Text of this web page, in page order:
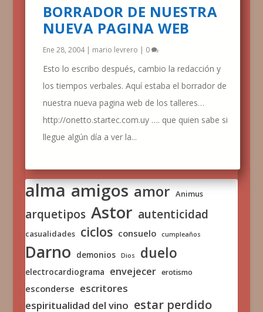
BORRADOR DE NUESTRA
NUEVA PAGINA WEB
Ene 28, 2004| mario levrero | 0
Esto lo escribo después, cambio la redacción y
los tiempos verbales. Aquí estaba el borrador de
nuestra nueva pagina web de los talleres…
http://onetto.startec.com.uy …. que quien sabe si
llegue algún día a ver la...
alma amigos amor Animus
arquetipos Astor autenticidad
casualidades ciclos consuelo cumpleaños
Darno demonios Dios duelo
electrocardiograma envejecer erotismo
esconderse escritores
espiritualidad del vino estar perdido